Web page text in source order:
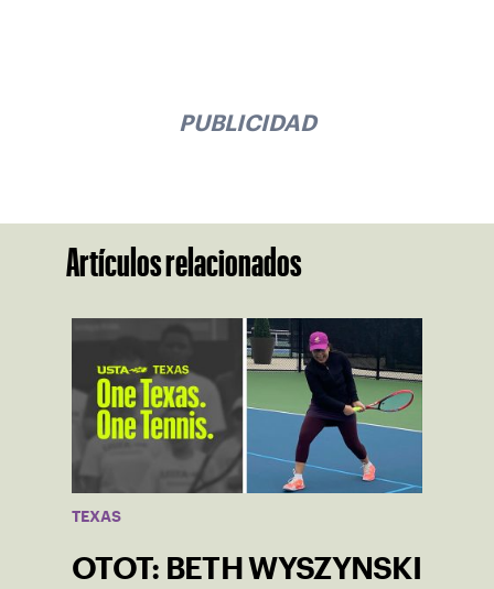
PUBLICIDAD
Artículos relacionados
TEXAS
OTOT: BETH WYSZYNSKI